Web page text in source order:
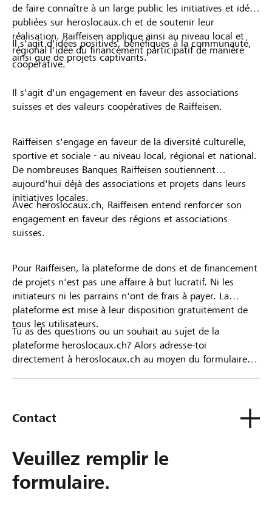
de faire connaître à un large public les initiatives et idées
publiées sur heroslocaux.ch et de soutenir leur
réalisation. Raiffeisen applique ainsi au niveau local et
régional l'idée du financement participatif de manière
coopérative.
Il s'agit d'idées positives, bénéfiques à la communauté,
ainsi que de projets captivants.
Il s'agit d'un engagement en faveur des associations
suisses et des valeurs coopératives de Raiffeisen.
Raiffeisen s'engage en faveur de la diversité culturelle,
sportive et sociale - au niveau local, régional et national.
De nombreuses Banques Raiffeisen soutiennent
aujourd'hui déjà des associations et projets dans leurs
initiatives locales.
Avec heroslocaux.ch, Raiffeisen entend renforcer son
engagement en faveur des régions et associations
suisses.
Pour Raiffeisen, la plateforme de dons et de financement
de projets n'est pas une affaire à but lucratif. Ni les
initiateurs ni les parrains n'ont de frais à payer. La
plateforme est mise à leur disposition gratuitement de
tous les utilisateurs.
Tu as des questions ou un souhait au sujet de la
plateforme heroslocaux.ch? Alors adresse-toi
directement à heroslocaux.ch au moyen du formulaire
Contact
Veuillez remplir le
formulaire.